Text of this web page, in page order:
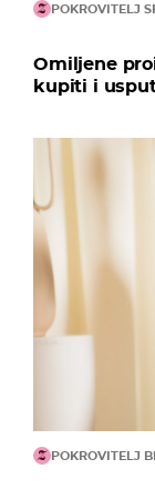
POKROVITELJ
Omiljene
kupiti i
POKROVITELJ